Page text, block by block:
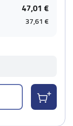
47,01 €
37,61 €